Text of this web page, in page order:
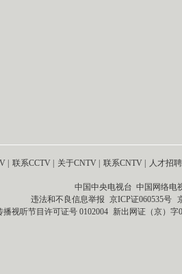
联系CCTV 关于CNTV 联系CNTV 人才招聘
中国中央电视台 中国网络电
违法和不良信息举报 京ICP证060535号
播视听节目许可证号 0102004 新出网证（京）